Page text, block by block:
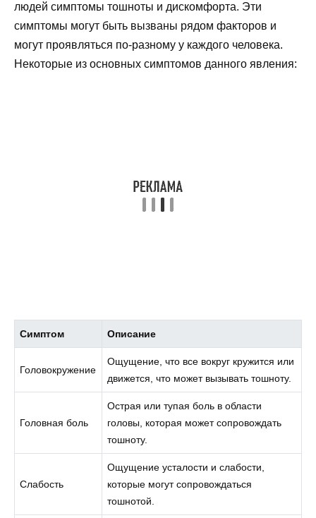
людей симптомы тошноты и дискомфорта. Эти
симптомы могут быть вызваны рядом факторов и
могут проявляться по-разному у каждого человека.
Некоторые из основных симптомов данного явления:
Симптом Описание
Головокружение
Ощущение, что все вокруг кружится или
движется, что может вызывать тошноту.
Головная боль
Острая или тупая боль в области
головы, которая может сопровождать
тошноту.
Слабость
Ощущение усталости и слабости,
которые могут сопровождаться
тошнотой.